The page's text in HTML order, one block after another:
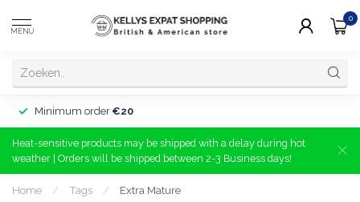
MENU
0
Minimum order €20
Heat-sensitive products may be shipped with a delay during hot
weather | Orders will be shipped between 2-3 Business days!
Home / Tags / Extra Mature